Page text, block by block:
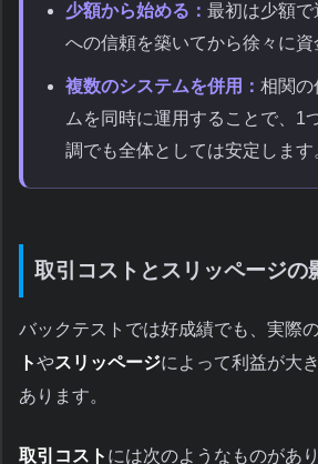
少額から始める： 最初は少額
への信頼を築いてから徐々に資
複数のシステムを併用： 相関の
ムを同時に運用することで、1
調でも全体としては安定します
取引コストとスリッページの
バックテストでは好成績でも、実際
トやスリッページによって利益が大
あります。
取引コスト には次のようなものがあり